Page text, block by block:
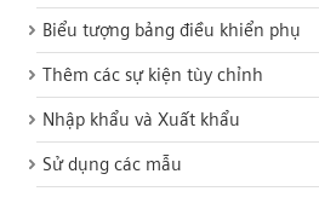
Biểu tượng bảng điều khiển phụ
Thêm các sự kiện tùy chỉnh
Nhập khẩu và Xuất khẩu
Sử dụng các mẫu